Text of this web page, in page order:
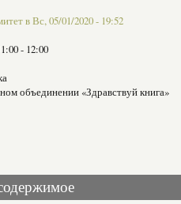
в Вс, 05/01/2020 - 19:52
- 12:00
объединении «Здравствуй книга»